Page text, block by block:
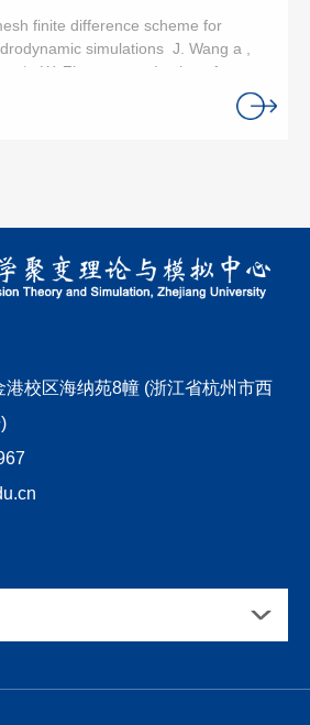
电子初始能量，拓展至GeV高能区
具备亚微米极小束斑、毫弧度超低发
photons s−1 mm−2 mrad−2 per 0.1%
上海交通大学物理与天文学院盛政明
工作得到了国家基金委自然科学基
入射方式与固体靶相互作用，可以触
的极化过程。研究表明，当电子束以
出非对称的超强准静态表面磁场。在前
队发现该表面磁场可以引起驱动电子束
模拟程序，作者证明了束靶直接相互
化过程，并阐明了束流自聚焦和磁场
作用和产生高极化度稠密电子源的示
报道了一种基于束-等离子体作用的新
具有高自旋极化度的稠密电子束。研
高能电子束以掠入射方式与固体靶相
的准静态强磁场在靶内外具有不对称
的同时将激发辐射自旋极化过程，由
密电子束。该方案的实验实施比较简
激光场，为高能自旋极化电子源的发
上海交大陈民教授和中国人民大学王
国家自然科学基金等项目的资助。阅
Min Chen, Wei-Min Wang, and
finite difference scheme for
simulations J. Wang a ,
a,* , W. Zhang a a：Institute for
：Ecole ´ Polytechnique F´ed
is built on the MHD equations
based on a coordinate
physical domain to a computational
constructed on a uniform Cartesian
is obtained from a non-uniform
in the physical domain through the
and concentrate in the vicinity of
by solving an adaptive mesh
can be significantly
resource is largely reduced.
linear and nonlinear 2/1 tearing
and convergence.
港校区海纳苑8幢 (浙江省杭州市西